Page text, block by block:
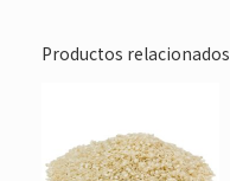
Productos relacionados